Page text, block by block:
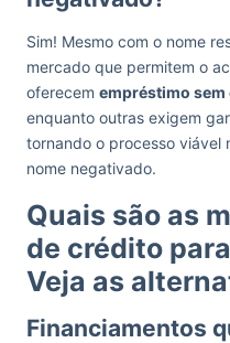
Sim! Mesmo com o nome
mercado que permitem o
oferecem empréstimo sem
enquanto outras exigem
tornando o processo viável
nome negativado.
Quais são as
de crédito
Veja as
Financiamentos